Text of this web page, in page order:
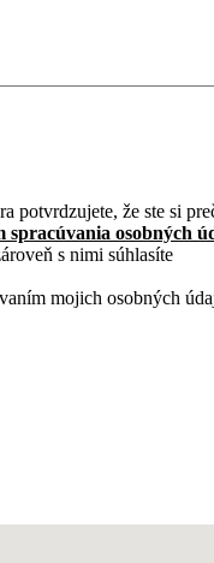
potvrdzujete, že ste si
spracúvania osobných
s nimi súhlasíte
mojich osobných